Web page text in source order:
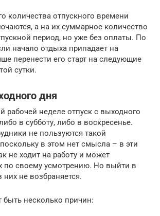
количества отпускного времени
а на их суммарное количество
период, но уже без оплаты. По
начало отдыха припадает на
перенести его старт на следующие
сутки.
дня
рабочей неделе отпуск с выходного
в субботу, либо в воскресенье.
не пользуются такой
в этом нет смысла – в эти
не ходит на работу и может
по своему усмотрению. Но выйти в
них не возбраняется.
быть несколько причин: